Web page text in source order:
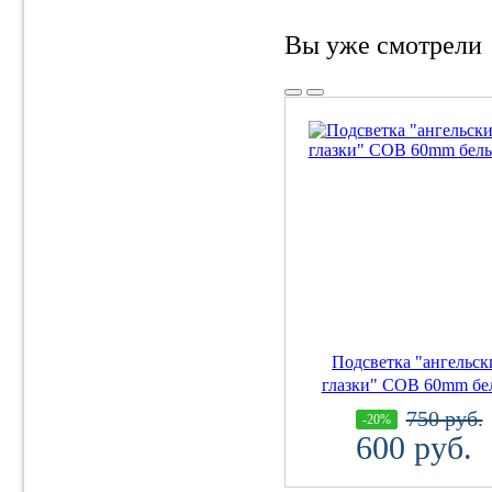
Вы уже смотрели
Подсветка
глазки" COB 60mm
-20% 750 руб.
600 руб.